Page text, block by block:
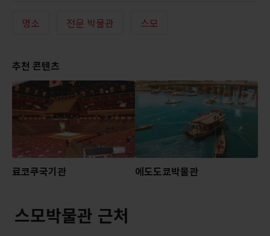
명소 전문 박물관 스모
추천 콘텐츠
료코쿠국기관 에도도쿄박물관
스모박물관 근처